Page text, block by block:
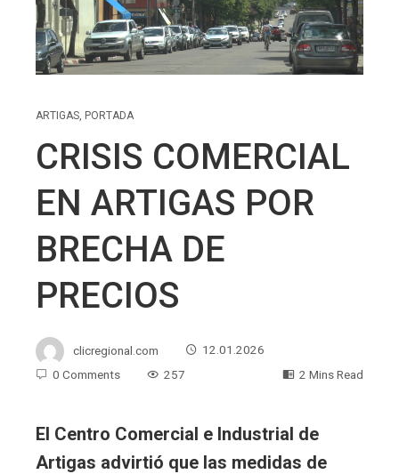
ARTIGAS, PORTADA
CRISIS COMERCIAL
EN ARTIGAS POR
BRECHA DE
PRECIOS
clicregional.com
12.01.2026
0 Comments
257 2 Mins Read
El Centro Comercial e Industrial de
Artigas advirtió que las medidas de